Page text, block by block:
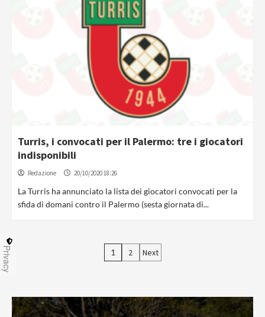
Turris, i convocati per il Palermo: tre i giocatori
indisponibili
Redazione 20/10/2020 18:26
La Turris ha annunciato la lista dei giocatori convocati per la
sfida di domani contro il Palermo (sesta giornata di...
Paginazione
articoli
1 2 Next
Privacy